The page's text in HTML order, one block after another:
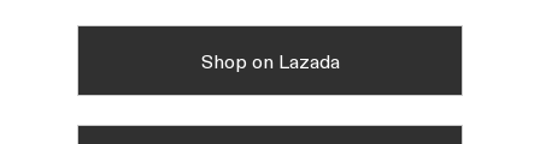
Shop on Lazada